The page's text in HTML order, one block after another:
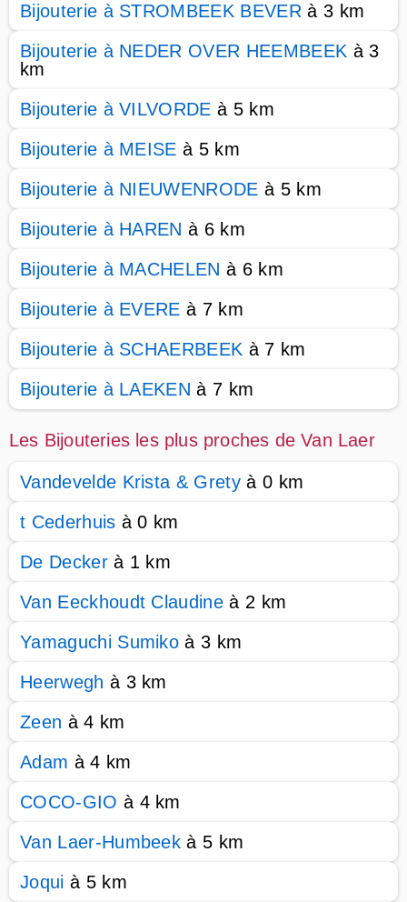
Bijouterie à STROMBEEK BEVER à 3 km
Bijouterie à NEDER OVER HEEMBEEK à 3
km
Bijouterie à VILVORDE à 5 km
Bijouterie à MEISE à 5 km
Bijouterie à NIEUWENRODE à 5 km
Bijouterie à HAREN à 6 km
Bijouterie à MACHELEN à 6 km
Bijouterie à EVERE à 7 km
Bijouterie à SCHAERBEEK à 7 km
Bijouterie à LAEKEN à 7 km
Les Bijouteries les plus proches de Van Laer
Vandevelde Krista & Grety à 0 km
t Cederhuis à 0 km
De Deckerà 1 km
Van Eeckhoudt Claudine à 2 km
Yamaguchi Sumiko à 3 km
Heerwegh à 3 km
Zeen à 4 km
Adam à 4 km
COCO-GIO à 4 km
Van Laer-Humbeek à 5 km
Joqui à 5 km